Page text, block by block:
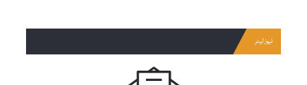
نیوز لیٹر